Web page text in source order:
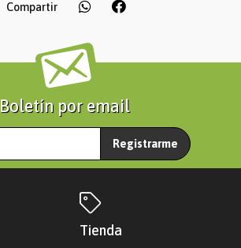
Compartir
Boletín por email
Registrarme
Tienda